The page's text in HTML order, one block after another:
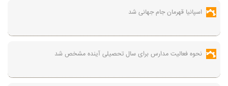
اسپانیا قهرمان جام جهانی شد
نحوه فعالیت مدارس برای سال تحصیلی آینده مشخص شد